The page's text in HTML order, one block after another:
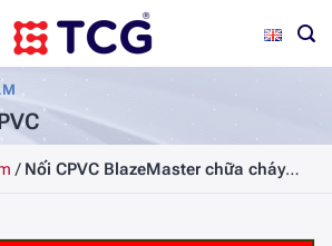
/ Nối CPVC BlazeMaster chữa cháy